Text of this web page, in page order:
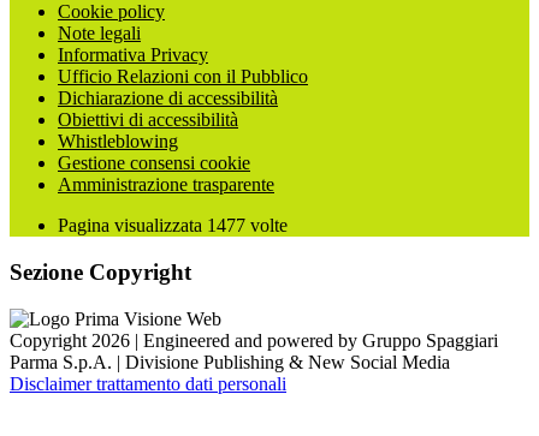
Cookie policy
Note legali
Informativa Privacy
Ufficio Relazioni con il Pubblico
Dichiarazione di accessibilità
Obiettivi di accessibilità
Whistleblowing
Gestione consensi cookie
Amministrazione trasparente
Pagina visualizzata 1477 volte
Sezione Copyright
Copyright 2026 | Engineered and powered by Gruppo Spaggiari
Parma S.p.A. | Divisione Publishing & New Social Media
Disclaimer trattamento dati personali